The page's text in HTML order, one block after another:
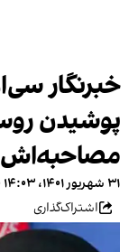
خبرنگار
پوشیدن
مصاحبه‌اش
۳۱ شهریور ۱۴۰۱، ۱۴:۰۳ (‎+۱ گرینویچ)
اشتراک‌گذاری